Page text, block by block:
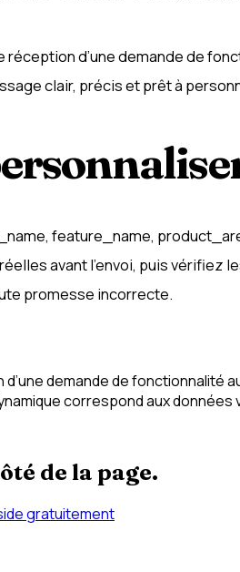
d’une demande de
clair, précis et prêt à
feature_name,
avant l’envoi, puis vérifiez
promesse incorrecte.
demande de fonctionnalité
correspond aux
de la page.
gratuitement